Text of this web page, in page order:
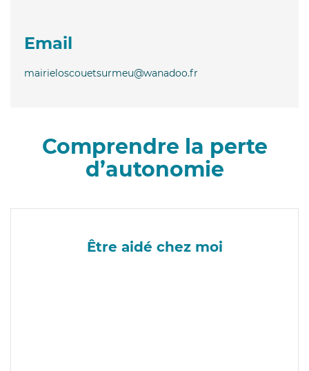
Email
mairieloscouetsurmeu@wanadoo.fr
Comprendre la perte
d’autonomie
Être aidé chez moi